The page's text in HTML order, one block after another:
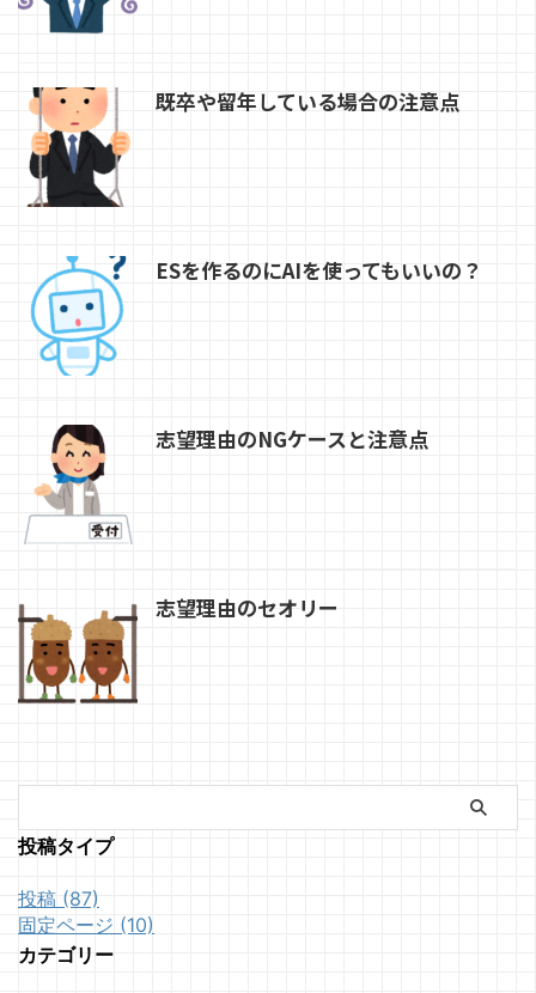
既卒や留年している場合の注意点
ESを作るのにAIを使ってもいいの？
志望理由のNGケースと注意点
志望理由のセオリー
投稿タイプ
投稿 (87)
固定ページ (10)
カテゴリー